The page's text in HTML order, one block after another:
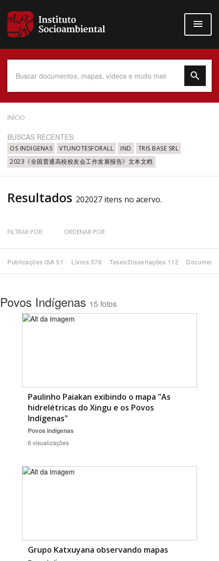
para
conteúdo
Data do Documento
Até
Tema
Área de Levantamento
INÍCIO
BUSCAS RECENTES:
OS INDIGENAS VTUNOTESFORALL IND
TRIS BASE SRL
2023《全国普通高校校友会工作发展报告》文本文档
Resultados 202027 itens no acervo.
FILTRAR POR: ORDENAR POR:
Publicações ISA 51 Livros 576 Teses/Dissertações 112
Povos Indígenas 15 fotos
Paulinho Paiakan exibindo o mapa "As
hidrelétricas do Xingu e os Povos
Indígenas"
Povos Indígenas
6 visualizações
Grupo Katxuyana observando mapas